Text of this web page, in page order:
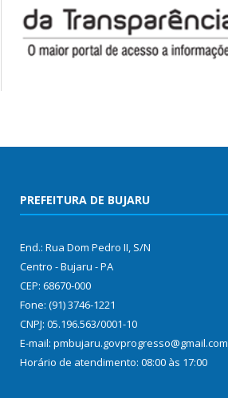
PREFEITURA DE BUJARU
End.: Rua Dom Pedro II, S/N
Centro - Bujaru - PA
CEP: 68670-000
Fone: (91) 3746-1221
CNPJ: 05.196.563/0001-10
E-mail: pmbujaru.govprogresso@gmail.com
Horário de atendimento: 08:00 às 17:00